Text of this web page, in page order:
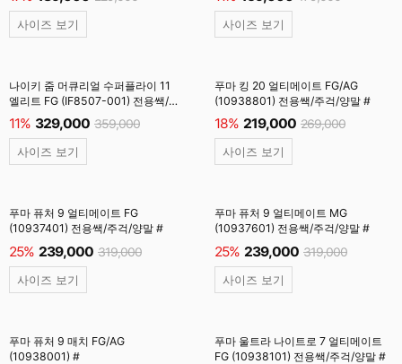
사이즈 보기 사이즈 보기
나이키 줌 머큐리얼 수퍼플라이 11
엘리트 FG (IF8507-001) 전용쌕/
인솔/주걱/양말 #
11% 329,000 359,000
사이즈 보기
푸마 킹 20 얼티메이트 FG/AG
(10938801) 전용쌕/주걱/양말 #
18% 219,000 269,000
사이즈 보기
푸마 퓨처 9 얼티메이트 FG
(10937401) 전용쌕/주걱/양말 #
25% 239,000 319,000
사이즈 보기
푸마 퓨처 9 얼티메이트 MG
(10937601) 전용쌕/주걱/양말 #
25% 239,000 319,000
사이즈 보기
푸마 퓨처 9 매치 FG/AG
(10938001) #
푸마 울트라 나이트로 7 얼티메이트
FG (10938101) 전용쌕/주걱/양말 #